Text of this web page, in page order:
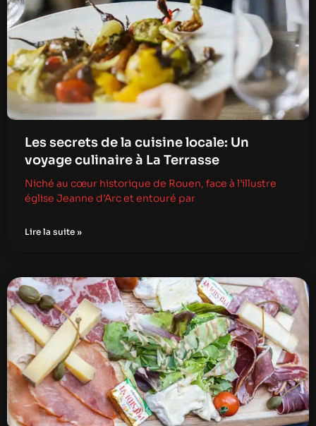
Les secrets de la cuisine locale: Un
voyage culinaire à La Terrasse
Niché au cœur historique de Rouen, face à l’illustre
église Jeanne d’Arc et entouré par
Lire la suite »